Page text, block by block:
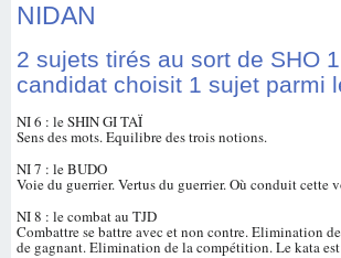
NIDAN
2 sujets tirés au sort de SHO
candidat choisit 1 sujet parmi
NI 6 : le SHIN GI TAÏ
Sens des mots. Equilibre des trois notions.
NI 7 : le BUDO
Voie du guerrier. Vertus du guerrier. Où conduit cette
NI 8 : le combat au TJD
Combattre se battre avec et non contre. Elimination
de gagnant. Elimination de la compétition. Le kata